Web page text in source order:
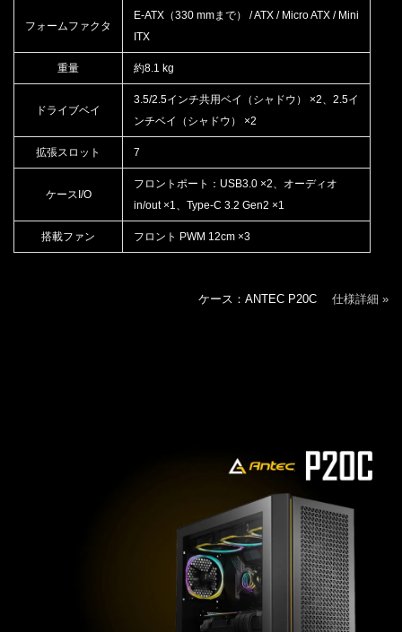
フォームファクタ
E-ATX（330 mmまで） / ATX / Micro ATX / Mini
ITX
重量 約8.1 kg
ドライブベイ
3.5/2.5インチ共用ベイ（シャドウ） ×2、2.5イ
ンチベイ（シャドウ） ×2
拡張スロット 7
ケースI/O
フロントポート：USB3.0 ×2、オーディオ
in/out ×1、Type-C 3.2 Gen2 ×1
搭載ファン フロント PWM 12cm ×3
ケース：ANTEC P20C 仕様詳細 »